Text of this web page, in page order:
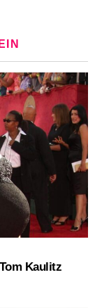
Kaulitz